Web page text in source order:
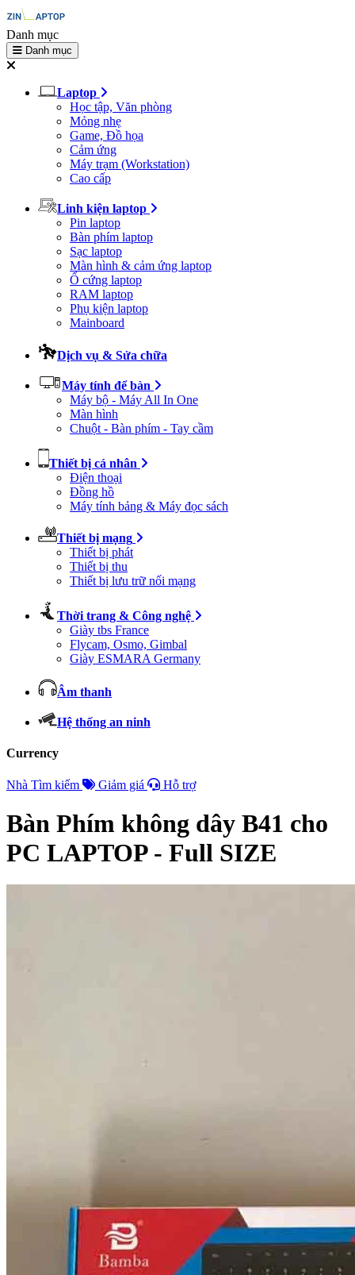
Danh mục
Danh mục
Laptop
Học tập, Văn phòng
Mỏng nhẹ
Game, Đồ họa
Cảm ứng
Máy trạm (Workstation)
Cao cấp
Linh kiện laptop
Pin laptop
Bàn phím laptop
Sạc laptop
Màn hình & cảm ứng laptop
Ổ cứng laptop
RAM laptop
Phụ kiện laptop
Mainboard
Dịch vụ & Sửa chữa
Máy tính để bàn
Máy bộ - Máy All In One
Màn hình
Chuột - Bàn phím - Tay cầm
Thiết bị cá nhân
Điện thoại
Đồng hồ
Máy tính bảng & Máy đọc sách
Thiết bị mạng
Thiết bị phát
Thiết bị thu
Thiết bị lưu trữ nối mạng
Thời trang & Công nghệ
Giày tbs France
Flycam, Osmo, Gimbal
Giày ESMARA Germany
Âm thanh
Hệ thống an ninh
Currency
Nhà Tìm kiếm Giảm giá Hỗ trợ
Bàn Phím không dây B41 cho
PC LAPTOP - Full SIZE